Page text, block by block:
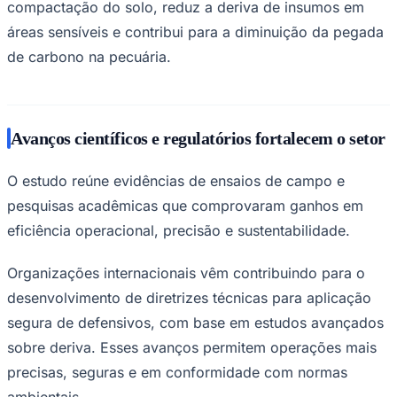
Palmeiras
sustentabilidade de suas operações", acrescentou.
O relatório destaca casos práticos no Brasil, onde
produtores utilizam drones das linhas Agras T25P, T70P
e T100para operações de precisão no manejo de
forragens. A tecnologia tem contribuído para o aumento
renovação de áreas.
Entre os benefícios observados está a redução de até
35% no uso de herbicidas, graças à aplicação
localizada. Além disso, o uso de drones elimina a
compactação do solo, reduz a deriva de insumos em